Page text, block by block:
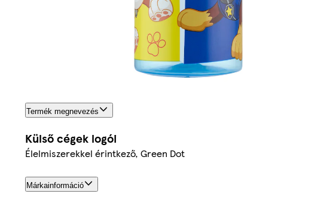
Termék megnevezés
Külső cégek logói
Élelmiszerekkel érintkező, Green Dot
Márkainformáció